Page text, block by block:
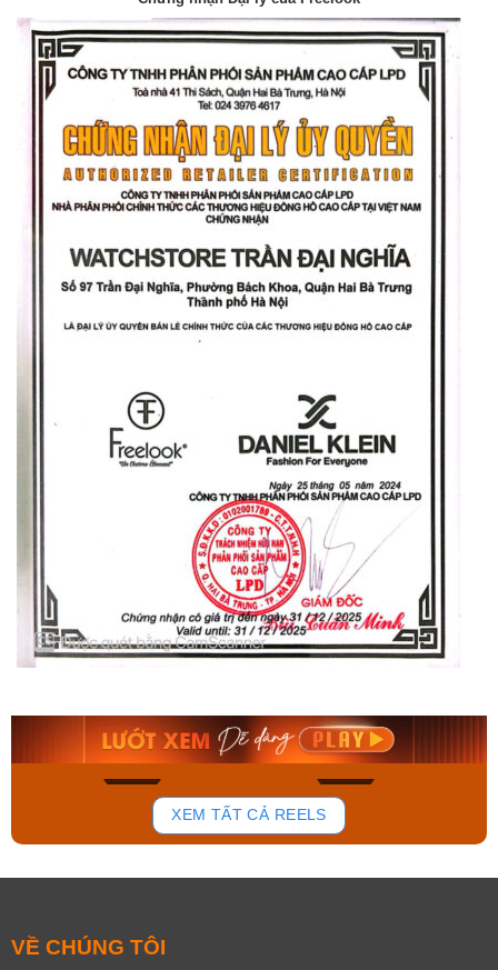
140
Orient Nam RA-
Mua ngay
Casio Nam MTS-
Mua ngay
XEM TẤT CẢ REELS
VỀ CHÚNG TÔI